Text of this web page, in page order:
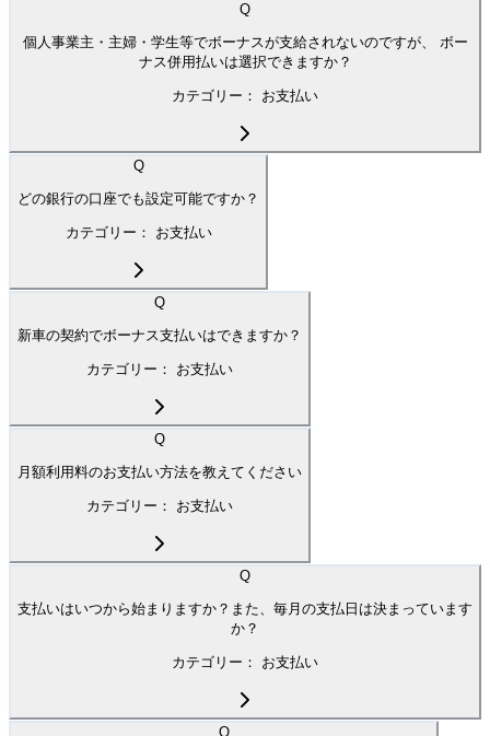
Q
個人事業主・主婦・学生等でボーナスが支給されないのですが、 ボー
ナス併用払いは選択できますか？
カテゴリー： お支払い
Q
どの銀行の口座でも設定可能ですか？
カテゴリー： お支払い
Q
新車の契約でボーナス支払いはできますか？
カテゴリー： お支払い
Q
月額利用料のお支払い方法を教えてください
カテゴリー： お支払い
Q
支払いはいつから始まりますか？また、毎月の支払日は決まっています
か？
カテゴリー： お支払い
Q